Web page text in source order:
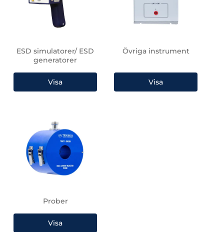
ESD simulatorer/ ESD
generatorer
Övriga instrument
Prober